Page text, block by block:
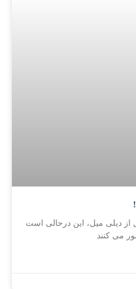
از دیلی میل، این درحالی است
می کنند